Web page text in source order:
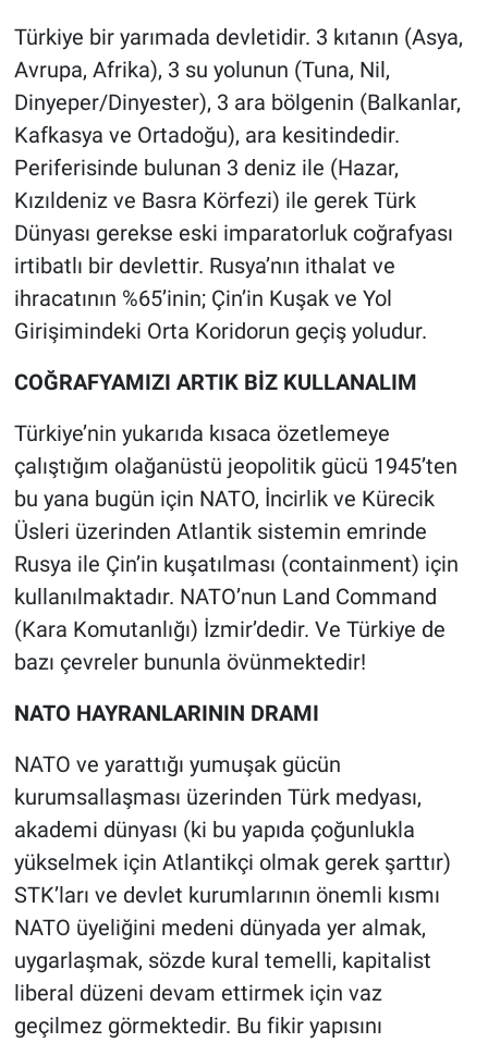
Türkiye bir yarımada devletidir. 3 kıtanın (Asya,
Avrupa, Afrika), 3 su yolunun (Tuna, Nil,
Dinyeper/Dinyester), 3 ara bölgenin (Balkanlar,
Kafkasya ve Ortadoğu), ara kesitindedir.
Periferisinde bulunan 3 deniz ile (Hazar,
Kızıldeniz ve Basra Körfezi) ile gerek Türk
Dünyası gerekse eski imparatorluk coğrafyası
irtibatlı bir devlettir. Rusya’nın ithalat ve
ihracatının %65’inin; Çin’in Kuşak ve Yol
Girişimindeki Orta Koridorun geçiş yoludur.
COĞRAFYAMIZI ARTIK BİZ KULLANALIM
Türkiye’nin yukarıda kısaca özetlemeye
çalıştığım olağanüstü jeopolitik gücü 1945’ten
bu yana bugün için NATO, İncirlik ve Kürecik
Üsleri üzerinden Atlantik sistemin emrinde
Rusya ile Çin’in kuşatılması (containment) için
kullanılmaktadır. NATO’nun Land Command
(Kara Komutanlığı) İzmir’dedir. Ve Türkiye de
bazı çevreler bununla övünmektedir!
NATO HAYRANLARININ DRAMI
NATO ve yarattığı yumuşak gücün
kurumsallaşması üzerinden Türk medyası,
akademi dünyası (ki bu yapıda çoğunlukla
yükselmek için Atlantikçi olmak gerek şarttır)
STK’ları ve devlet kurumlarının önemli kısmı
NATO üyeliğini medeni dünyada yer almak,
uygarlaşmak, sözde kural temelli, kapitalist
liberal düzeni devam ettirmek için vaz
geçilmez görmektedir. Bu fikir yapısını